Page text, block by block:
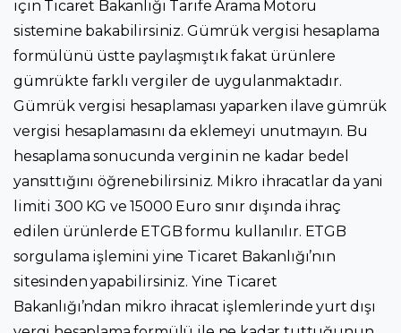
için Ticaret Bakanlığı Tarife Arama Motoru
sistemine bakabilirsiniz. Gümrük vergisi hesaplama
formülünü üstte paylaşmıştık fakat ürünlere
gümrükte farklı vergiler de uygulanmaktadır.
Gümrük vergisi hesaplaması yaparken ilave gümrük
vergisi hesaplamasını da eklemeyi unutmayın. Bu
hesaplama sonucunda verginin ne kadar bedel
yansıttığını öğrenebilirsiniz. Mikro ihracatlar da yani
limiti 300 KG ve 15000 Euro sınır dışında ihraç
edilen ürünlerde ETGB formu kullanılır. ETGB
sorgulama işlemini yine Ticaret Bakanlığı’nın
sitesinden yapabilirsiniz. Yine Ticaret
Bakanlığı’ndan mikro ihracat işlemlerinde yurt dışı